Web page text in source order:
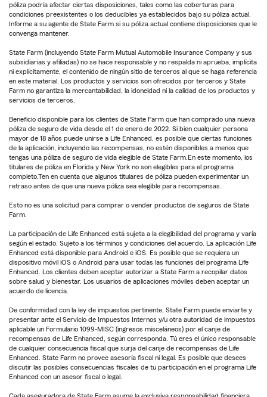
póliza podría afectar ciertas disposiciones, tales como las coberturas para
condiciones preexistentes o los deducibles ya establecidos bajo su póliza actual.
Informe a su agente de State Farm si su póliza actual contiene disposiciones que le
convenga mantener.
State Farm (incluyendo State Farm Mutual Automobile Insurance Company y sus
subsidiarias y afiliadas) no se hace responsable y no respalda ni aprueba, implícita
ni explícitamente, el contenido de ningún sitio de terceros al que se haga referencia
en este material. Los productos y servicios son ofrecidos por terceros y State
Farm no garantiza la mercantabilidad, la idoneidad ni la calidad de los productos y
servicios de terceros.
Beneficio disponible para los clientes de State Farm que han comprado una nueva
póliza de seguro de vida desde el 1 de enero de 2022. Si bien cualquier persona
mayor de 18 años puede unirse a Life Enhanced, es posible que ciertas funciones
de la aplicación, incluyendo las recompensas, no estén disponibles a menos que
tengas una póliza de seguro de vida elegible de State Farm.En este momento, los
titulares de póliza en Florida y New York no son elegibles para el programa
completo.Ten en cuenta que algunos titulares de póliza pueden experimentar un
retraso antes de que una nueva póliza sea elegible para recompensas.
Esto no es una solicitud para comprar o vender productos de seguros de State
Farm.
La participación de Life Enhanced está sujeta a la elegibilidad del programa y varía
según el estado. Sujeto a los términos y condiciones del acuerdo. La aplicación Life
Enhanced está disponible para Android e iOS. Es posible que se requiera un
dispositivo móvil iOS o Android para usar todas las funciones del programa Life
Enhanced. Los clientes deben aceptar autorizar a State Farm a recopilar datos
sobre salud y bienestar. Los usuarios de aplicaciones móviles deben aceptar un
acuerdo de licencia.
De conformidad con la ley de impuestos pertinente, State Farm puede enviarte y
presentar ante el Servicio de Impuestos Internos y/u otra autoridad de impuestos
aplicable un Formulario 1099-MISC (ingresos misceláneos) por el canje de
recompensas de Life Enhanced, según corresponda. Tú eres el único responsable
de cualquier consecuencia fiscal que surja del canje de recompensas de Life
Enhanced. State Farm no provee asesoría fiscal ni legal. Es posible que desees
discutir las posibles consecuencias fiscales de tu participación en el programa Life
Enhanced con un asesor fiscal o legal.